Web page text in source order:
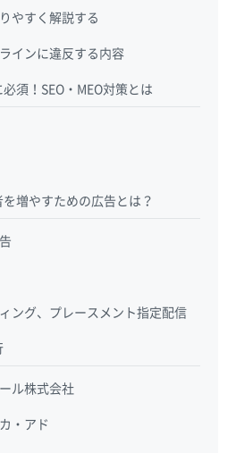
やすく解説する
インに違反する内容
須！SEO・MEO対策とは
増やすための広告とは？
ング、プレースメント指定配信
ル株式会社
・アド